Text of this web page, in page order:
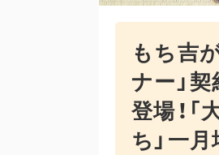
もち吉
ナー」
登場！
ち」一